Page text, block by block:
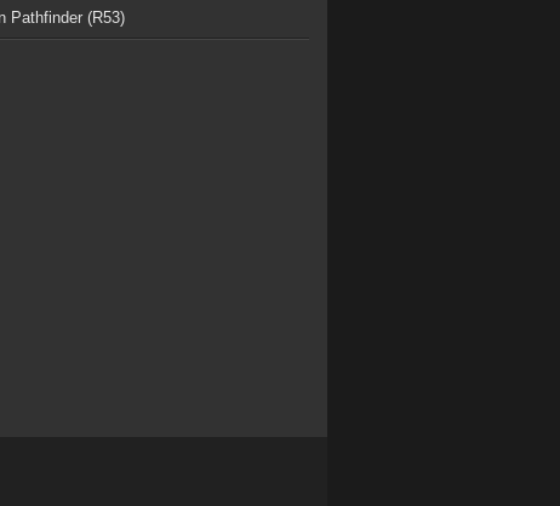
Pathfinder (R53)